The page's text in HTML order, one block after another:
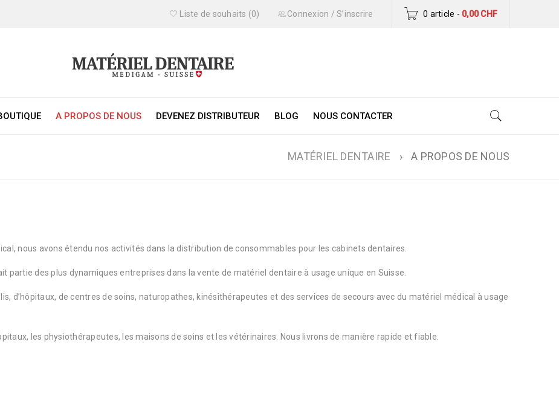
0 article - 0,00CHF
Connexion / S’inscrire
Liste de souhaits (0)
A PROPOS DE NOUS DEVENEZ DISTRIBUTEUR BLOG NOUS CONTACTER
MATÉRIEL DENTAIRE › A PROPOS DE NOUS
nous avons étendu nos activités dans la distribution de consommables pour les cabinets dentaires.
partie des plus dynamiques entreprises dans la vente de matériel dentaire à usage unique en Suisse.
d’hôpitaux, de centres de soins, naturopathes, kinésithérapeutes et des services de secours avec du matériel médical à usage
les physiothérapeutes, les maisons de soins et les vétérinaires. Nous livrons de manière rapide et fiable.